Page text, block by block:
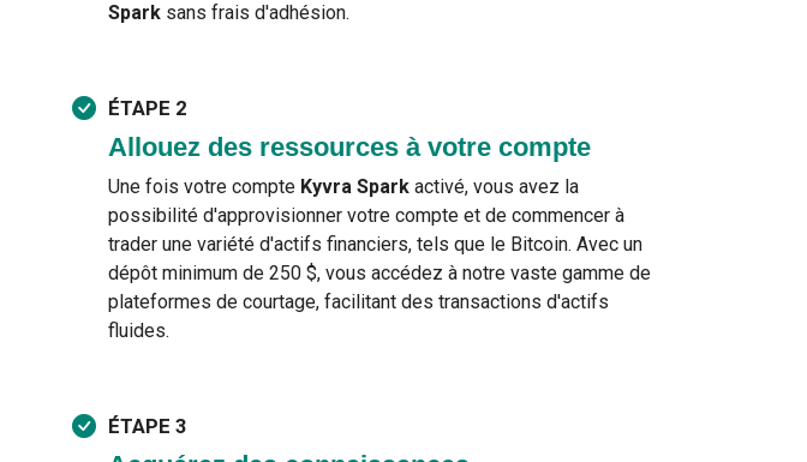
Spark sans frais d'adhésion.
ÉTAPE 2
Allouez des ressources à votre compte
Une fois votre compte Kyvra Spark activé, vous avez la
possibilité d'approvisionner votre compte et de commencer à
trader une variété d'actifs financiers, tels que le Bitcoin. Avec un
dépôt minimum de 250 $, vous accédez à notre vaste gamme de
plateformes de courtage, facilitant des transactions d'actifs
fluides.
ÉTAPE 3